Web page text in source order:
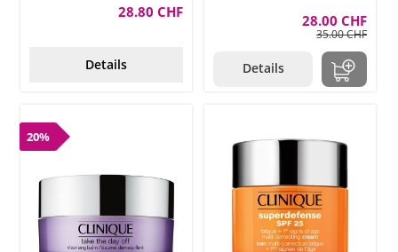
28.80 CHF
Details
28.00 CHF
35.00 CHF
Details
20%